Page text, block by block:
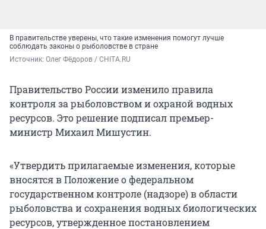
В правительстве уверены, что такие изменения помогут лучше
соблюдать законы о рыболовстве в стране
Источник: Олег Фёдоров / CHITA.RU
Правительство России изменило правила
контроля за рыболовством и охраной водных
ресурсов. Это решение подписал премьер-
министр Михаил Мишустин.
«Утвердить прилагаемые изменения, которые
вносятся в Положение о федеральном
государственном контроле (надзоре) в области
рыболовства и сохранения водных биологических
ресурсов, утвержденное постановлением